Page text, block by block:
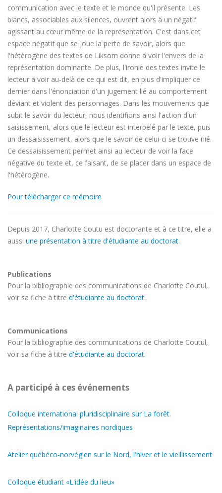
communication avec le texte et le monde qu'il présente. Les
blancs, associables aux silences, ouvrent alors à un négatif
agissant au cœur même de la représentation. C'est dans cet
espace négatif que se joue la perte de savoir, alors que
l'hétérogène des textes de Liksom donne à voir l'envers de la
représentation dominante. De plus, l'ironie des textes invite le
lecteur à voir au-delà de ce qui est dit, en plus d'impliquer ce
dernier dans l'énonciation d'un jugement lié au comportement
déviant et violent des personnages. Dans les mouvements que
subit le savoir du lecteur, nous identifions ainsi l'action d'un
saisissement, alors que le lecteur est interpelé par le texte, puis
un dessaisissement, alors que le savoir de celui-ci se trouve nié.
Ce dessaisissement permet ainsi au lecteur de voir la face
négative du texte et, ce faisant, de se placer dans un espace de
l'hétérogène.
Pour télécharger ce mémoire
Depuis 2017, Charlotte Coutu est doctorante et à ce titre, elle a
aussi une présentation à titre d'étudiante au doctorat.
Publications
Pour la bibliographie des communications de Charlotte Coutul,
voir sa fiche à titre d'étudiante au doctorat.
Communications
Pour la bibliographie des communications de Charlotte Coutul,
voir sa fiche à titre d'étudiante au doctorat.
A participé à ces événements
Colloque international pluridisciplinaire sur La forêt.
Représentations/imaginaires nordiques
Atelier québéco-norvégien sur le Nord, l'hiver et le vieillissement
Colloque étudiant «L'idée du lieu»